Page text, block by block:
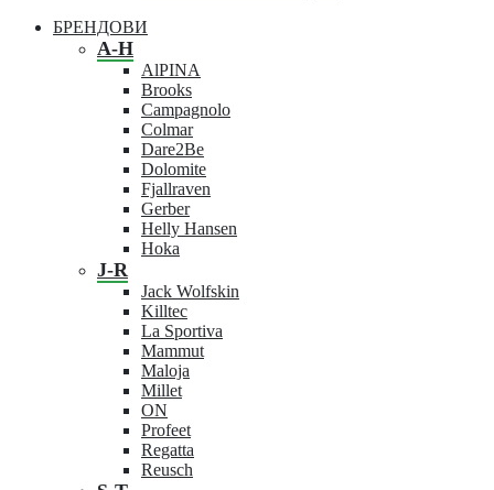
БРЕНДОВИ
A-H
AlPINA
Brooks
Campagnolo
Colmar
Dare2Be
Dolomite
Fjallraven
Gerber
Helly Hansen
Hoka
J-R
Jack Wolfskin
Killtec
La Sportiva
Mammut
Maloja
Millet
ON
Profeet
Regatta
Reusch